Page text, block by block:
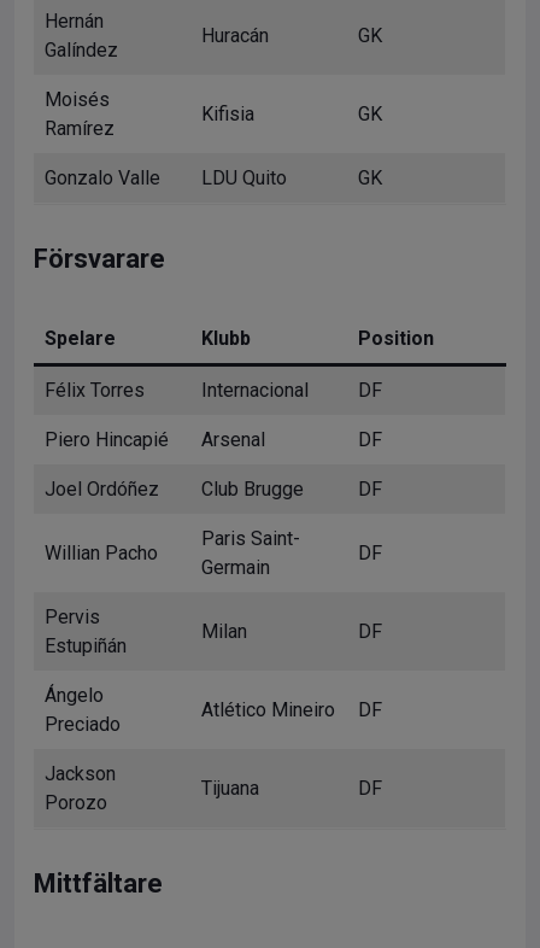
Hernán
Galíndez
Huracán GK
Moisés
Ramírez
Kifisia GK
Gonzalo Valle LDU Quito GK
Försvarare
Spelare Klubb Position
Félix Torres Internacional DF
Piero Hincapié Arsenal DF
Joel Ordóñez Club Brugge DF
Willian Pacho
Paris Saint-
Germain
DF
Pervis
Estupiñán
Milan DF
Ángelo
Preciado
Atlético Mineiro DF
Jackson
Porozo
Tijuana DF
Mittfältare